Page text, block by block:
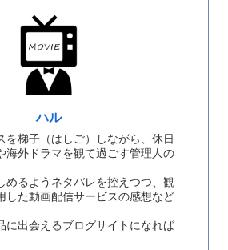
ハル
を梯子（はしご）しながら、休日
海外ドラマを観て過ごす管理人の
めるようネタバレを控えつつ、観
した動画配信サービスの感想など
に出会えるブログサイトになれば